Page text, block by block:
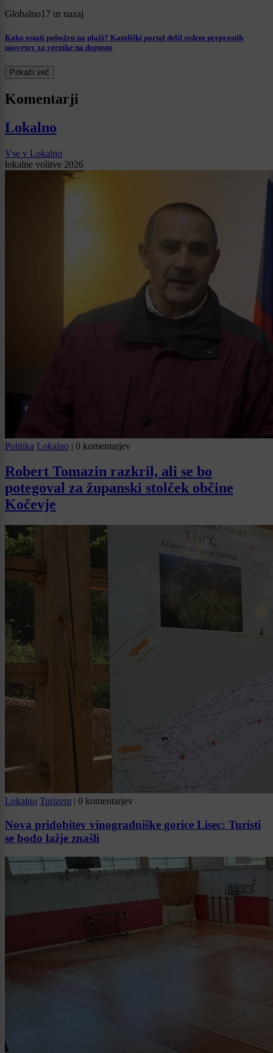
Globalno17 ur nazaj
Kako ostati pobožen na plaži? Katoliški portal delil sedem preprostih
nasvetov za vernike na dopustu
Prikaži več
Komentarji
Lokalno
Vse v Lokalno
lokalne volitve 2026
Politika Lokalno | 0 komentarjev
Robert Tomazin razkril, ali se bo
potegoval za županski stolček občine
Kočevje
Lokalno Turizem | 0 komentarjev
Nova pridobitev vinogradniške gorice Lisec: Turisti
se bodo lažje znašli